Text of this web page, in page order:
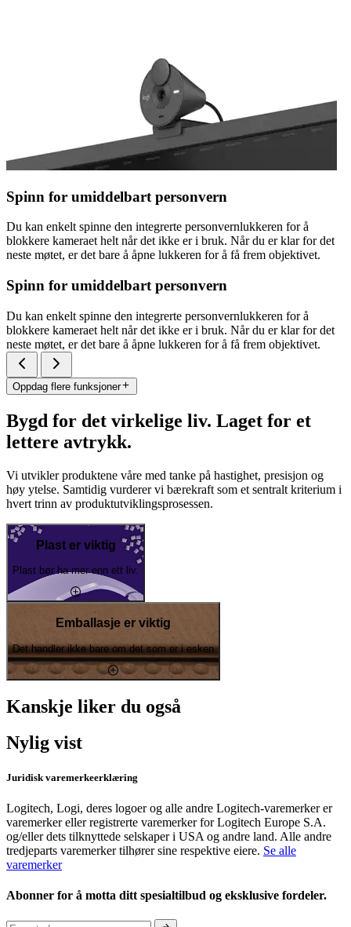
Spinn for umiddelbart personvern
Du kan enkelt spinne den integrerte personvernlukkeren for å
blokkere kameraet helt når det ikke er i bruk. Når du er klar for det
neste møtet, er det bare å åpne lukkeren for å få frem objektivet.
Spinn for umiddelbart personvern
Du kan enkelt spinne den integrerte personvernlukkeren for å
blokkere kameraet helt når det ikke er i bruk. Når du er klar for det
neste møtet, er det bare å åpne lukkeren for å få frem objektivet.
Oppdag flere funksjoner
Bygd for det virkelige liv. Laget for et
lettere avtrykk.
Vi utvikler produktene våre med tanke på hastighet, presisjon og
høy ytelse. Samtidig vurderer vi bærekraft som et sentralt kriterium i
hvert trinn av produktutviklingsprosessen.
Plast er viktig
Plast bør ha mer enn ett liv.
Emballasje er viktig
Det handler ikke bare om det som er i esken
Kanskje liker du også
Nylig vist
Juridisk varemerkeerklæring
Logitech, Logi, deres logoer og alle andre Logitech-varemerker er
varemerker eller registrerte varemerker for Logitech Europe S.A.
og/eller dets tilknyttede selskaper i USA og andre land. Alle andre
tredjeparts varemerker tilhører sine respektive eiere. Se alle
varemerker
Abonner for å motta ditt spesialtilbud og eksklusive fordeler.